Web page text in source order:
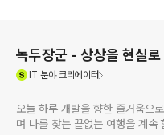
녹두장군 - 상상을 현실로
IT 분야 크리에이터
오늘 하루 개발을 향한 즐거움으
며 나를 찾는 끝없는 여행을 계속